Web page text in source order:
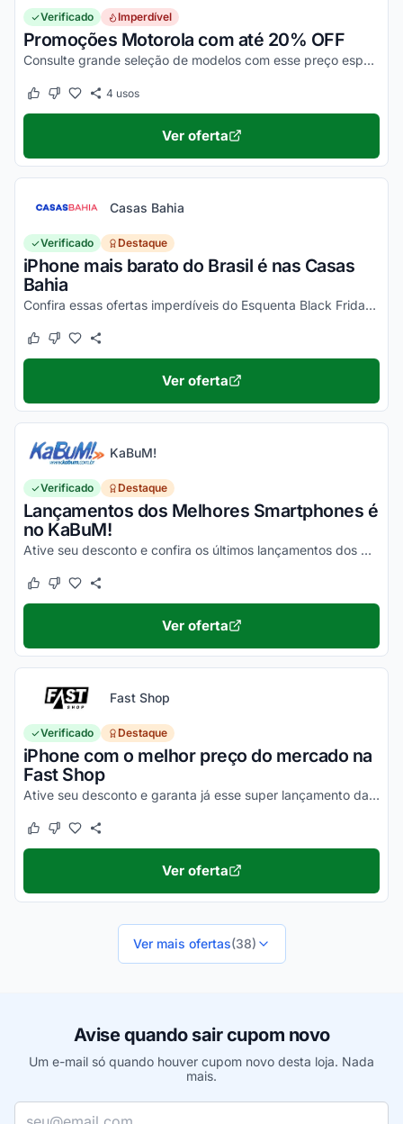
Verificado Imperdível
Promoções Motorola com até 20% OFF
Consulte grande seleção de modelos com esse preço especial. Aproveite para comprar e economizar nas ofertas selecionadas!
Este cupom funcionou
Este cupom não funcionou
4 usos
Ver oferta
Casas Bahia
Verificado Destaque
iPhone mais barato do Brasil é nas Casas
Bahia
Confira essas ofertas imperdíveis do Esquenta Black Friday Casas Bahia!
Este cupom funcionou
Este cupom não funcionou
Ver oferta
KaBuM!
Verificado Destaque
Lançamentos dos Melhores Smartphones é
no KaBuM!
Ative seu desconto e confira os últimos lançamentos dos melhores smartphones de 2020 na loja virtual KaBuM!
Este cupom funcionou
Este cupom não funcionou
Ver oferta
Fast Shop
Verificado Destaque
iPhone com o melhor preço do mercado na
Fast Shop
Ative seu desconto e garanta já esse super lançamento da Apple com o menor valor. Pode pesquisar!
Este cupom funcionou
Este cupom não funcionou
Ver oferta
Ver mais ofertas(38)
Avise quando sair cupom novo
Um e-mail só quando houver cupom novo desta loja. Nada
mais.
Seu e-mail